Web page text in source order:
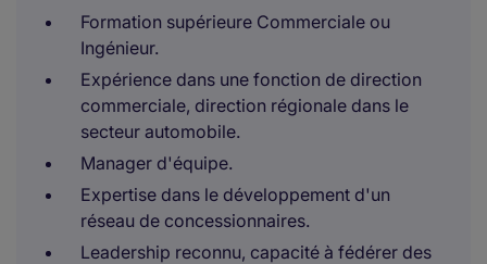
Formation supérieure Commerciale ou
Ingénieur.
Expérience dans une fonction de direction
commerciale, direction régionale dans le
secteur automobile.
Manager d'équipe.
Expertise dans le développement d'un
réseau de concessionnaires.
Leadership reconnu, capacité à fédérer des